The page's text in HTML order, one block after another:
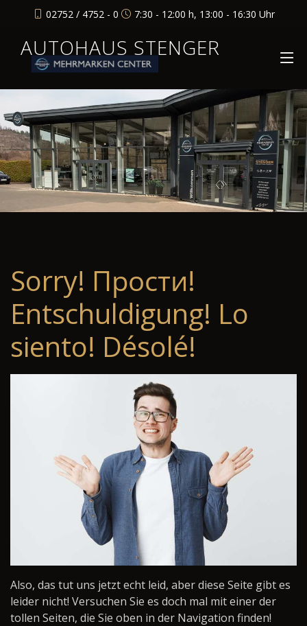
02752 / 4752 - 0 7:30 - 12:00 h, 13:00 - 16:30 Uhr
AUTOHAUS STENGER
Sorry! Прости!
Entschuldigung! Lo
siento! Désolé!
Also, das tut uns jetzt echt leid, aber diese Seite gibt es
leider nicht! Versuchen Sie es doch mal mit einer der
tollen Seiten, die Sie oben in der Navigation finden!